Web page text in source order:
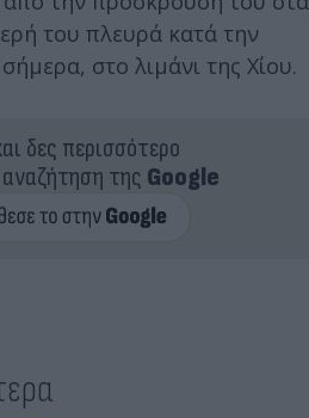
του πλευρά κατά την
στο λιμάνι της Χίου.
δες περισσότερο
της Google